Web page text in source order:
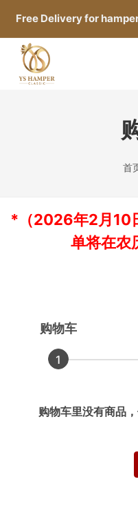
Free Delivery for
首
*（2026年2月10
单将在农
1
购物车
购物车里没有商品